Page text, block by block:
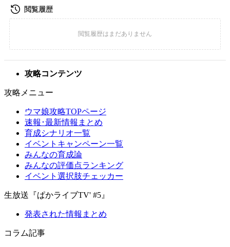
攻略コンテンツ
攻略メニュー
ウマ娘攻略TOPページ
速報･最新情報まとめ
育成シナリオ一覧
イベントキャンペーン一覧
みんなの育成論
みんなの評価点ランキング
イベント選択肢チェッカー
生放送『ぱかライブTV' #5』
発表された情報まとめ
コラム記事